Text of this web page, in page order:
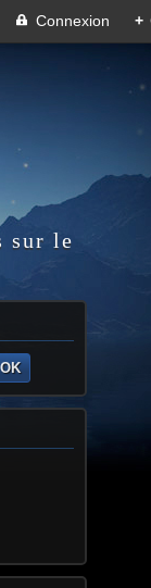
Connexion +
sur le
OK